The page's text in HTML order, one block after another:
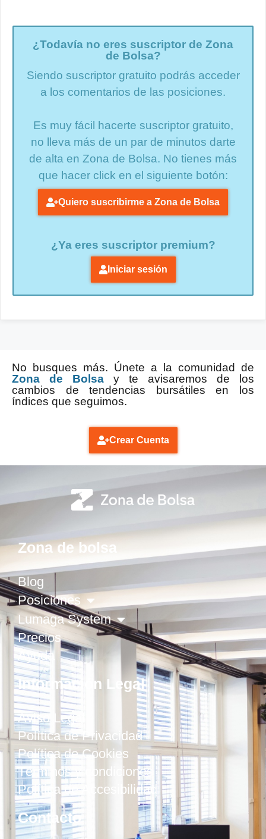
¿Todavía no eres suscriptor de Zona
de Bolsa?
Siendo suscriptor gratuito podrás acceder
a los comentarios de las posiciones.
Es muy fácil hacerte suscriptor gratuito,
no lleva más de un par de minutos darte
de alta en Zona de Bolsa. No tienes más
que hacer click en el siguiente botón:
Quiero suscribirme a Zona de Bolsa
¿Ya eres suscriptor premium?
Iniciar sesión
No busques más. Únete a la comunidad de
Zona de Bolsa y te avisaremos de los
cambios de tendencias bursátiles en los
índices que seguimos.
Crear Cuenta
Zona de bolsa
Blog
Posiciones
Lumaga System
Precios
Ayuda
Información Legal
Aviso Legal
Política de Privacidad
Política de Cookies
Términos y condiciones
Política de Accesibilidad
Contacto